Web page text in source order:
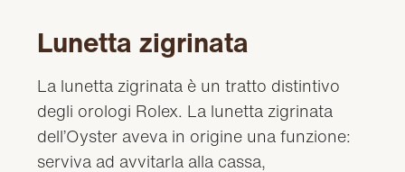
Lunetta zigrinata
La lunetta zigrinata è un tratto distintivo
degli orologi Rolex. La lunetta zigrinata
dell’Oyster aveva in origine una funzione:
serviva ad avvitarla alla cassa,